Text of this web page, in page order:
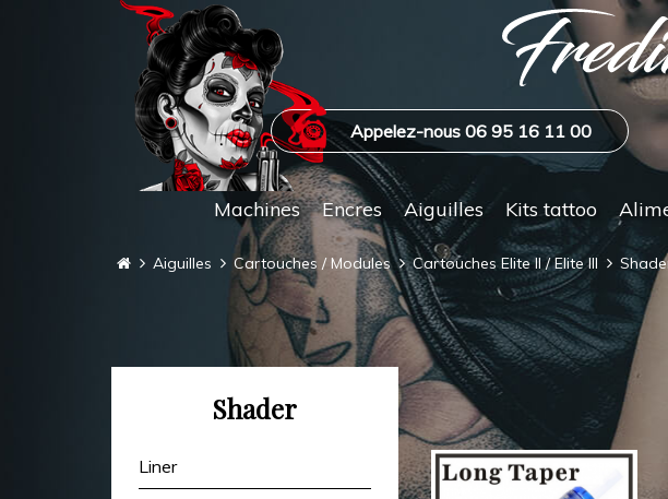
Appelez-nous 06 95 16 11 00
Machines Encres Aiguilles Kits tattoo
Aiguilles Cartouches / Modules Cartouches Elite II / Elite III
Shader
Liner